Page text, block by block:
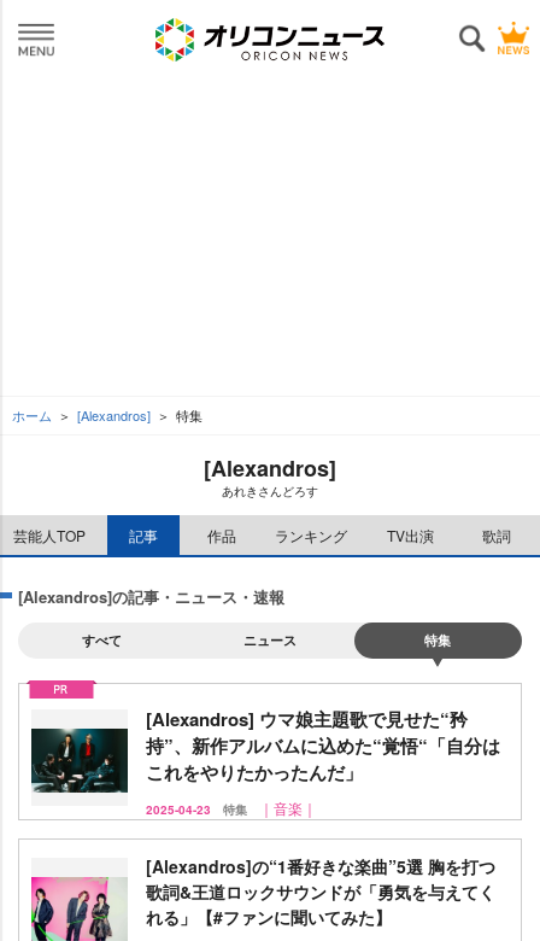
ホーム [Alexandros] 特集
[Alexandros]
あれきさんどろす
芸能人TOP 記事 作品 ランキング TV出演 歌詞
[Alexandros]の記事・ニュース・速報
すべて ニュース 特集
[Alexandros] ウマ娘主題歌で見せた“矜
持”、新作アルバムに込めた“覚悟“「自分は
これをやりたかったんだ」
2025-04-23 特集 ｜音楽｜
[Alexandros]の“1番好きな楽曲”5選 胸を打つ
歌詞&王道ロックサウンドが「勇気を与えてく
れる」【#ファンに聞いてみた】